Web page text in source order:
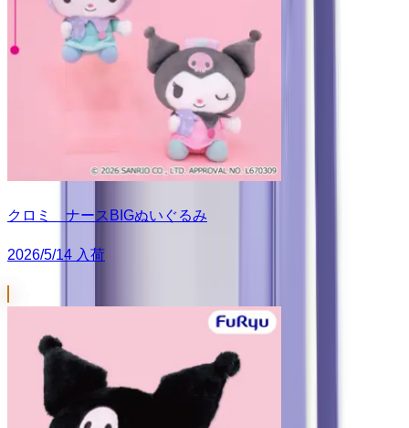
クロミ ナースBIGぬいぐるみ
2026/5/14 入荷